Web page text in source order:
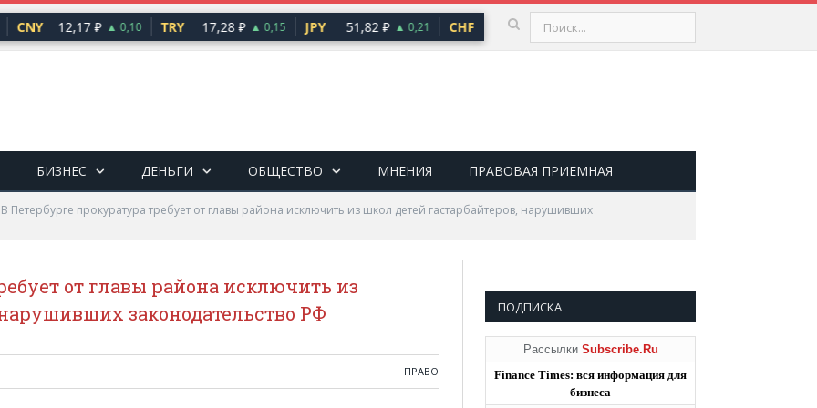
CNY 12,17 ₽ ▲ 0,10 TRY 17,28 ₽ ▲ 0,15 JPY 51,82 ₽ ▲ 0,21 CHF 101,30 ₽ ▲ 0,64
БИЗНЕС ДЕНЬГИ ОБЩЕСТВО МНЕНИЯ ПРАВОВАЯ ПРИЕМНАЯ
В Петербурге прокуратура требует от главы района исключить из школ детей гастарбайтеров, нарушивших
от главы района исключить из
законодательство РФ
ПРАВО
ПОДПИСКА
Рассылки Subscribe.Ru
Finance Times: вся информация для
бизнеса